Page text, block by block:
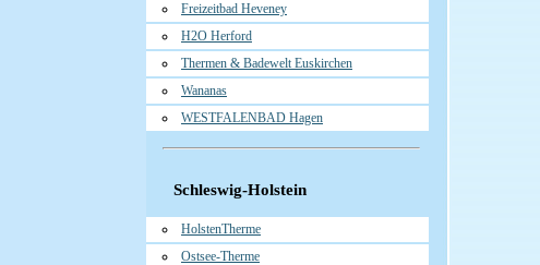
Freizeitbad Heveney
H2O Herford
Thermen & Badewelt Euskirchen
Wananas
WESTFALENBAD Hagen
Schleswig-Holstein
HolstenTherme
Ostsee-Therme